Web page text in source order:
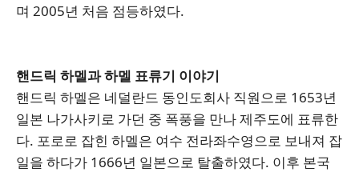
며 2005년 처음 점등하였다.
핸드릭 하멜과 하멜 표류기 이야기
핸드릭 하멜은 네덜란드 동인도회사 직원으로 1653년
일본 나가사키로 가던 중 폭풍을 만나 제주도에 표류한
다. 포로로 잡힌 하멜은 여수 전라좌수영으로 보내져 잡
일을 하다가 1666년 일본으로 탈출하였다. 이후 본국